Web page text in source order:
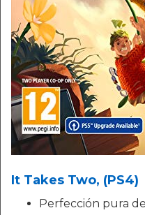
It Takes Two, (PS4)
Perfección pura